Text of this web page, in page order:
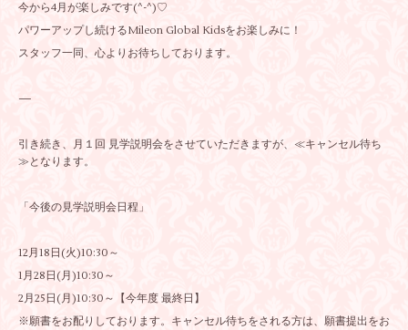
今から4月が楽しみです(^-^)♡
パワーアップし続けるMileon Global Kidsをお楽しみに！
スタッフ一同、心よりお待ちしております。
—
引き続き、月１回 見学説明会をさせていただきますが、≪キャンセル待ち
≫となります。
「今後の見学説明会日程」
12月18日(火)10:30～
1月28日(月)10:30～
2月25日(月)10:30～【今年度 最終日】
※願書をお配りしております。キャンセル待ちをされる方は、願書提出をお